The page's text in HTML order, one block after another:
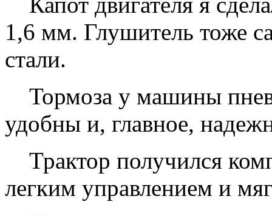
1,6 мм. Глушитель тоже
стали.
Тормоза у машины
удобны и, главное,
Трактор получился
легким управлением и